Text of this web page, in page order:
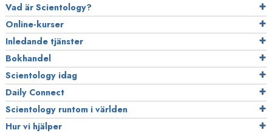
Vad är Scientology?
Online-kurser
Inledande tjänster
Bokhandel
Scientology idag
Daily Connect
Scientology runtom i världen
Hur vi hjälper